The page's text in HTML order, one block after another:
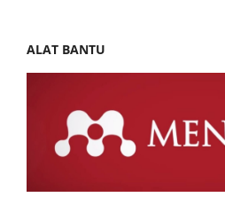
ALAT BANTU